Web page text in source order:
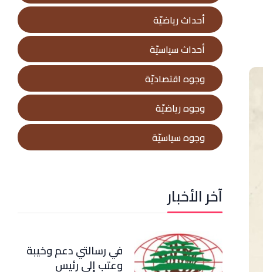
أحداث رياضيّة
أحداث سياسيّة
وجوه اقتصاديّة
وجوه رياضيّة
وجوه سياسيّة
آخر الأخبار
في رسالتي دعم وخيبة
وعتب إلى رئيس